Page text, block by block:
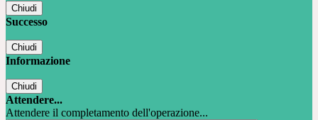
Chiudi
Successo
Chiudi
Informazione
Chiudi
Attendere...
Attendere il completamento dell'operazione...